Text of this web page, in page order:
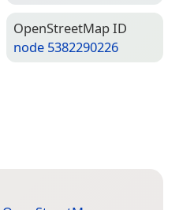
Open­Street­Map ID
node 5382290226